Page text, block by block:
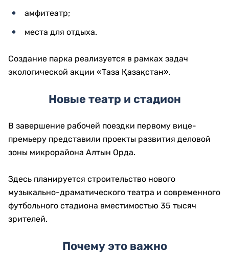
амфитеатр;
места для отдыха.
Создание парка реализуется в рамках задач
экологической акции «Таза Қазақстан».
Новые театр и стадион
В завершение рабочей поездки первому вице-
премьеру представили проекты развития деловой
зоны микрорайона Алтын Орда.
Здесь планируется строительство нового
музыкально-драматического театра и современного
футбольного стадиона вместимостью 35 тысяч
зрителей.
Почему это важно